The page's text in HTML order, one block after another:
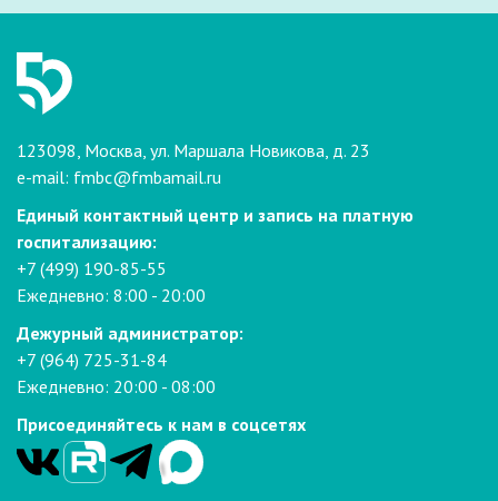
123098, Москва, ул. Маршала Новикова, д. 23
e-mail: fmbc@fmbamail.ru
Единый контактный центр и запись на платную
госпитализацию:
+7 (499) 190-85-55
Ежедневно: 8:00 - 20:00
Дежурный администратор:
+7 (964) 725-31-84
Ежедневно: 20:00 - 08:00
Присоединяйтесь к нам в соцсетях